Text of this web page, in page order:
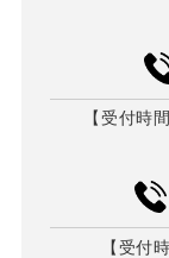
【受付時
【受付